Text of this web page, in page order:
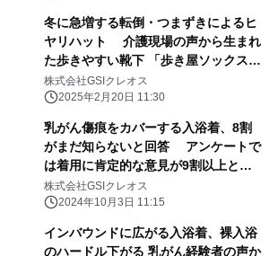
冬に急増する転倒・つまずきによるヒ
ヤリハット 介護現場の声から生まれ
た歩きやすい靴下 「歩き屋ソックス」
今春発売
株式会社GSIクレオス
2025年2月20日 11:30
乳がん傷痕をカバーする入浴着、8割
がまだ知らないと回答 アンケートで
は着用に肯定的な意見が9割以上とい
う結果に
株式会社GSIクレオス
2024年10月3日 11:15
インバウンドに広がる入浴着、裸入浴
のハードル下がる 乳がん経験者の声か